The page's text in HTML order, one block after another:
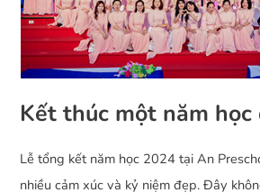
Kết thúc một năm học
Lễ tổng kết năm học 2024 tại An
nhiều cảm xúc và kỷ niệm đẹp. Đây